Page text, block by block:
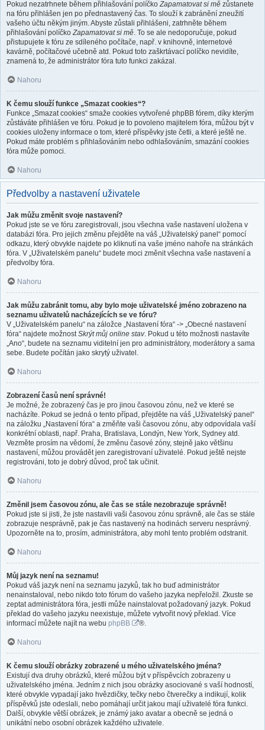
Pokud nezatrhnete během přihlašování políčko Zapamatovat si mě zůstanete
na fóru přihlášen jen po přednastavený čas. To slouží k zabránění zneužití
vašeho účtu někým jiným. Abyste zůstali přihlášeni, zatrhněte během
přihlašování políčko Zapamatovat si mě . To se ale nedoporučuje, pokud
přistupujete k fóru ze sdíleného počítače, např. v knihovně, internetové
kavárně, počítačové učebně atd. Pokud toto zaškrtávací políčko nevidíte,
znamená to, že administrátor fóra tuto funkci zakázal.
Nahoru
K čemu slouží funkce „Smazat cookies“?
Funkce „Smazat cookies“ smaže cookies vytvořené phpBB fórem, díky kterým
zůstáváte přihlášen ve fóru. Pokud je to povoleno majitelem fóra, můžou být v
cookies uloženy informace o tom, které příspěvky jste četli, a které ještě ne.
Pokud máte problém s přihlašováním nebo odhlašováním, smazání cookies
fóra může pomoci.
Nahoru
Předvolby a nastavení uživatele
Jak můžu změnit svoje nastavení?
Pokud jste se ve fóru zaregistrovali, jsou všechna vaše nastavení uložena v
databázi fóra. Pro jejich změnu přejděte na váš „Uživatelský panel“ pomocí
odkazu, který obvykle najdete po kliknutí na vaše jméno nahoře na stránkách
fóra. V „Uživatelském panelu“ budete moci změnit všechna vaše nastavení a
předvolby fóra.
Nahoru
Jak můžu zabránit tomu, aby bylo moje uživatelské jméno zobrazeno na
seznamu uživatelů nacházejících se ve fóru?
V „Uživatelském panelu“ na záložce „Nastavení fóra“ -> „Obecné nastavení
fóra“ najdete možnost Skrýt můj online stav. Pokud u této možnosti nastavíte
„Ano“, budete na seznamu viditelní jen pro administrátory, moderátory a sama
sebe. Budete počítán jako skrytý uživatel.
Nahoru
Zobrazení časů není správné!
Je možné, že zobrazený čas je pro jinou časovou zónu, než ve které se
nacházíte. Pokud se jedná o tento případ, přejděte na váš „Uživatelský panel“
na záložku „Nastavení fóra“ a změňte vaši časovou zónu, aby odpovídala vaší
konkrétní oblasti, např. Praha, Bratislava, Londýn, New York, Sydney atd.
Vezměte prosím na vědomí, že změnu časové zóny, stejně jako většinu
nastavení, můžou provádět jen zaregistrovaní uživatelé. Pokud ještě nejste
registrováni, toto je dobrý důvod, proč tak učinit.
Nahoru
Změnil jsem časovou zónu, ale čas se stále nezobrazuje správně!
Pokud jste si jisti, že jste nastavili vaši časovou zónu správně, ale čas se stále
zobrazuje nesprávně, pak je čas nastavený na hodinách serveru nesprávný.
Upozorněte na to, prosím, administrátora, aby mohl tento problém odstranit.
Nahoru
Můj jazyk není na seznamu!
Pokud váš jazyk není na seznamu jazyků, tak ho buď administrátor
nenainstaloval, nebo nikdo toto fórum do vašeho jazyka nepřeložil. Zkuste se
zeptat administrátora fóra, jestli může nainstalovat požadovaný jazyk. Pokud
překlad do vašeho jazyku neexistuje, můžete vytvořit nový překlad. Více
informací můžete najít na webu phpBB ®.
Nahoru
K čemu slouží obrázky zobrazené u mého uživatelského jména?
Existují dva druhy obrázků, které můžou být v příspěvcích zobrazeny u
uživatelského jména. Jedním z nich jsou obrázky asociované s vaší hodností,
které obvykle vypadají jako hvězdičky, tečky nebo čtverečky a indikují, kolik
příspěvků jste odeslali, nebo pomáhají určit jakou mají uživatelé fóra funkci.
Další, obvykle větší obrázek, je známý jako avatar a obecně se jedná o
unikátní nebo osobní obrázek každého uživatele.